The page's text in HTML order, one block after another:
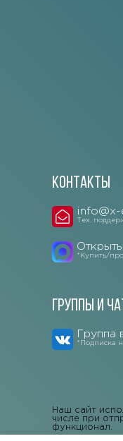
Контакты
info@x-
Тех.
*Купить/
Группы и
Группа
*Подписка
Наш сайт
числе при
функционал.